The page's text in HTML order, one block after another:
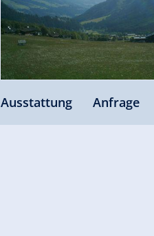
Ausstattung Anfrage